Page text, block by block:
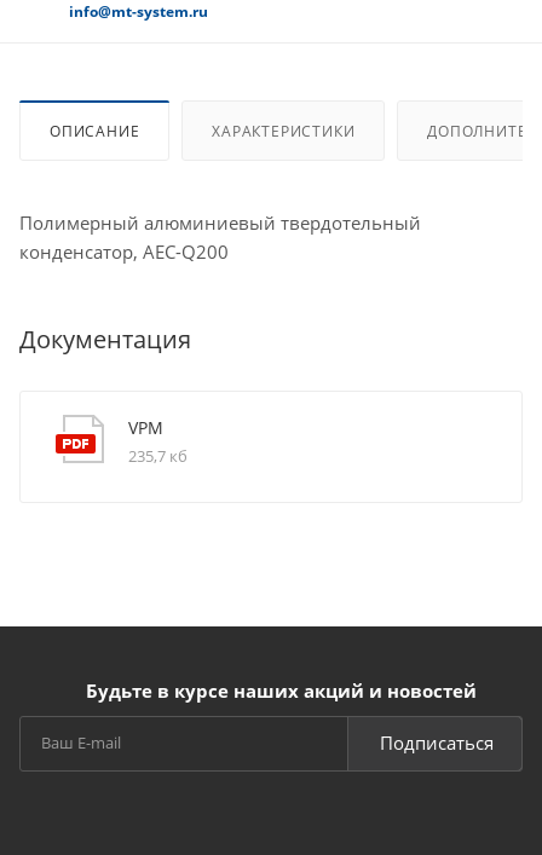
info@mt-system.ru
ОПИСАНИЕ ХАРАКТЕРИСТИКИ
Полимерный алюминиевый твердотельный
конденсатор, AEC-Q200
Документация
VPM
235,7 кб
Будьте в курсе наших акций и новостей
Подписаться